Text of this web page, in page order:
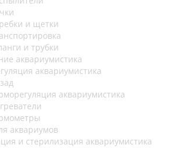
и щетки
и трубки
аквариумистика
аквариумистика
аквариумистика
аквариумов
и стерилизация аквариумистика